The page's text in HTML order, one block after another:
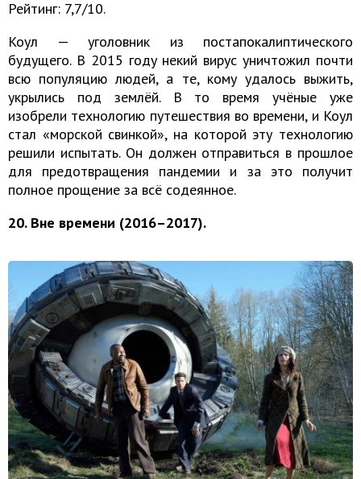
Рейтинг: 7,7/10.
Коул — уголовник из постапокалиптического
будущего. В 2015 году некий вирус уничтожил почти
всю популяцию людей, а те, кому удалось выжить,
укрылись под землёй. В то время учёные уже
изобрели технологию путешествия во времени, и Коул
стал «морской свинкой», на которой эту технологию
решили испытать. Он должен отправиться в прошлое
для предотвращения пандемии и за это получит
полное прощение за всё содеянное.
20. Вне времени (2016–2017).